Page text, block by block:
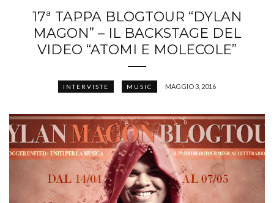
17ª TAPPA BLOGTOUR “DYLAN
MAGON” – IL BACKSTAGE DEL
VIDEO “ATOMI E MOLECOLE”
INTERVISTE MUSIC MAGGIO 3, 2016